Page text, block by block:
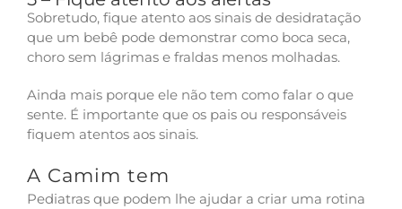
Sobretudo, fique atento aos sinais de desidratação
que um bebê pode demonstrar como boca seca,
choro sem lágrimas e fraldas menos molhadas.
Ainda mais porque ele não tem como falar o que
sente. É importante que os pais ou responsáveis
fiquem atentos aos sinais.
A Camim tem
Pediatras que podem lhe ajudar a criar uma rotina